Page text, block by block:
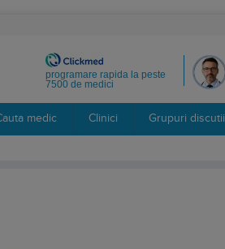
programare rapida la peste
7500 de medici
medic Clinici Grupuri discutii